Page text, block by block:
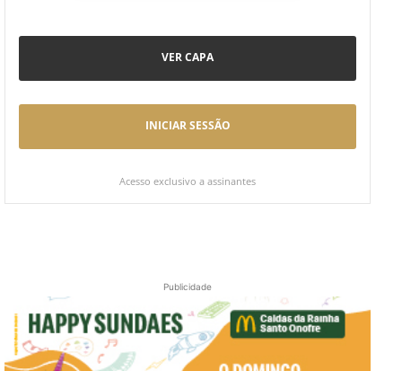
VER CAPA
INICIAR SESSÃO
Acesso exclusivo a assinantes
Publicidade